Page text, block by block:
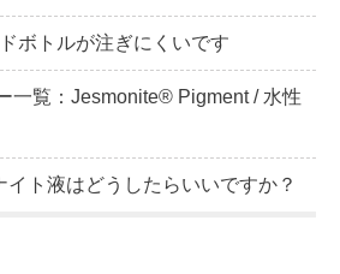
ボトルが注ぎにくいです
一覧：Jesmonite® Pigment / 水性
イト液はどうしたらいいですか？